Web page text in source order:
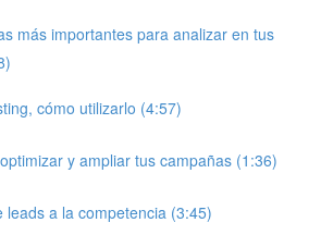
más importantes para analizar en tus
cómo utilizarlo (4:57)
y ampliar tus campañas (1:36)
leads a la competencia (3:45)